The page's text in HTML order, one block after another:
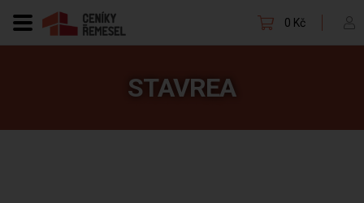
0 Kč
STAVREA